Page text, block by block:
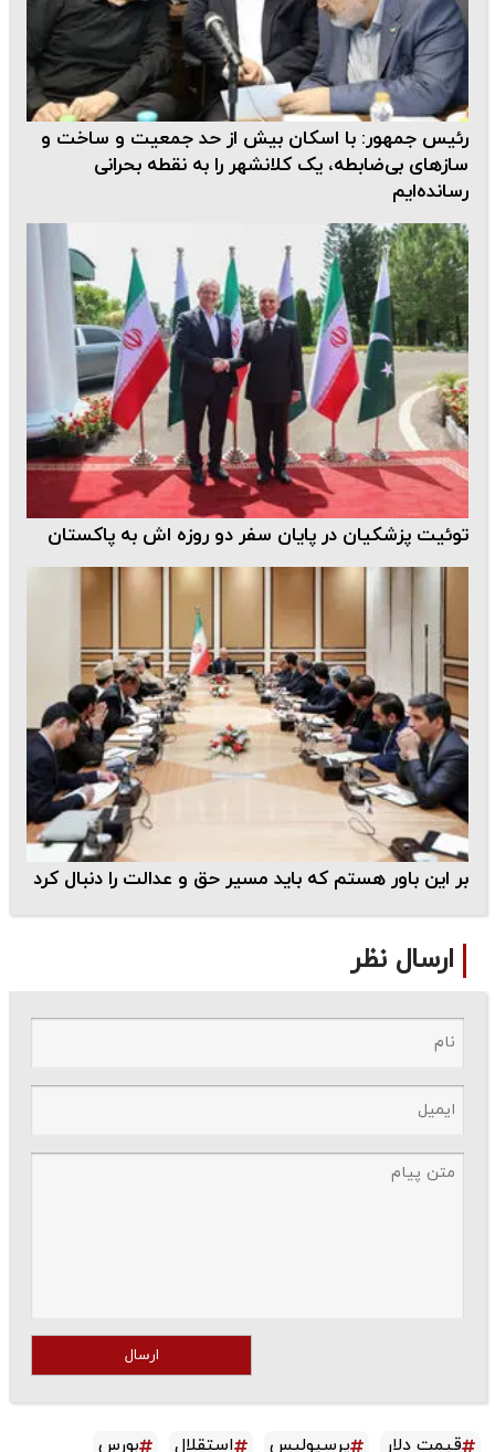
رئیس جمهور: با اسکان بیش از حد جمعیت و ساخت و
سازهای بی‌ضابطه، یک کلانشهر را به نقطه بحرانی
رسانده‌ایم
توئیت پزشکیان در پایان سفر دو روزه اش به پاکستان
بر این باور هستم که باید مسیر حق و عدالت را دنبال کرد
ارسال نظر
ارسال
قیمت دلار پرسپولیس استقلال بورس